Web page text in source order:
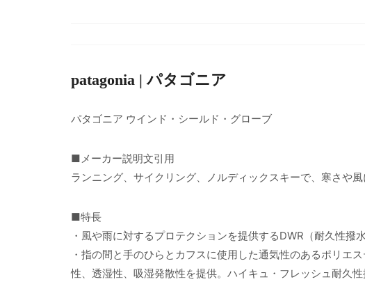
patagonia | パタゴニア
パタゴニア ウインド・シールド・グローブ
■メーカー説明文引用
ランニング、サイクリング、ノルディックスキーで、寒さや
■特長
・風や雨に対するプロテクションを提供するDWR（耐久性
・指の間と手のひらとカフスに使用した通気性のあるポリエ
性、透湿性、吸湿発散性を提供。ハイキュ・フレッシュ耐久